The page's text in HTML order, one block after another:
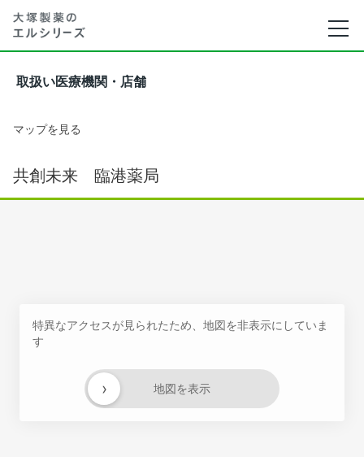
取扱い医療機関・店舗
マップを見る
共創未来 臨港薬局
特異なアクセスが見られたため、地図を非表示にしていま
す
地図を表示
›